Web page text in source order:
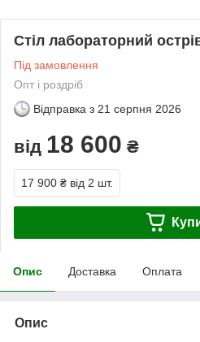
Стіл лабораторний
Під замовлення
Опт і роздріб
Відправка з 21 серпня 2026
від 18 600 ₴
17 900 ₴ від 2 шт.
Опис Доставка Оплата
Опис